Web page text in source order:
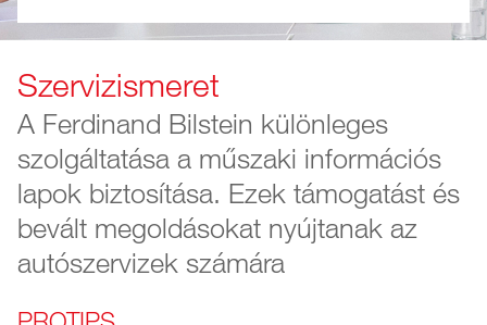
Szervizismeret
A Ferdinand Bilstein különleges
szolgáltatása a műszaki információs
lapok biztosítása. Ezek támogatást és
bevált megoldásokat nyújtanak az
autószervizek számára